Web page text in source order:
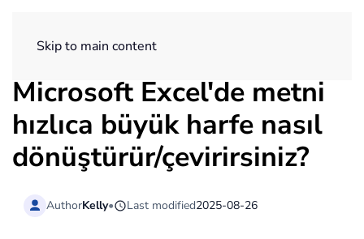
Skip to main content
Microsoft Excel'de metni
hızlıca büyük harfe nasıl
dönüştürür/çevirirsiniz?
AuthorKelly• Last modified2025-08-26